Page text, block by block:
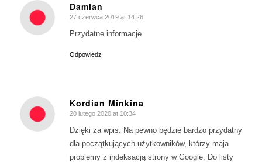
Damian
says:
27 czerwca 2019 at 14:26
Przydatne informacje.
Odpowiedz
Kordian Minkina
says:
20 lutego 2020 at 10:34
Dzięki za wpis. Na pewno będzie bardzo przydatny
dla początkujących użytkowników, którzy maja
problemy z indeksacją strony w Google. Do listy